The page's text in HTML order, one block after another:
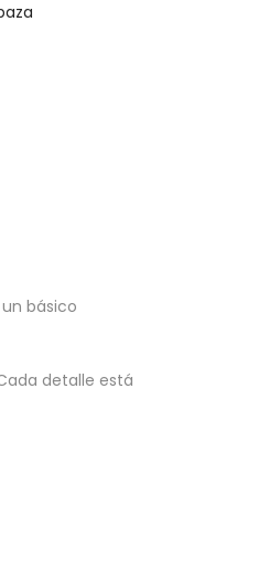
básico
detalle está